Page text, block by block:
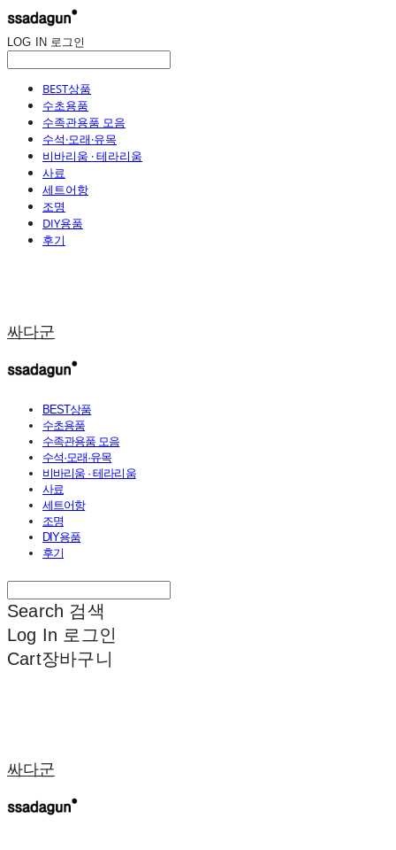
LOG IN 로그인
BEST상품
수초용품
수족관용품 모음
수석·모래·유목
비바리움 · 테라리움
사료
세트어항
조명
DIY용품
후기
싸다군
BEST상품
수초용품
수족관용품 모음
수석·모래·유목
비바리움 · 테라리움
사료
세트어항
조명
DIY용품
후기
Search 검색
Log In 로그인
Cart장바구니
싸다군